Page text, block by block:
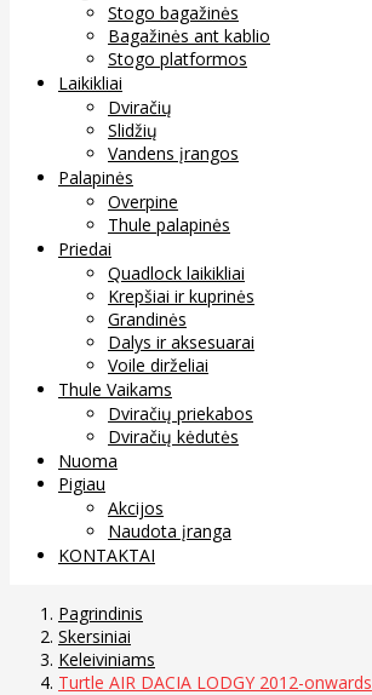
Stogo bagažinės
Bagažinės ant kablio
Stogo platformos
Laikikliai
Dviračių
Slidžių
Vandens įrangos
Palapinės
Overpine
Thule palapinės
Priedai
Quadlock laikikliai
Krepšiai ir kuprinės
Grandinės
Dalys ir aksesuarai
Voile dirželiai
Thule Vaikams
Dviračių priekabos
Dviračių kėdutės
Nuoma
Pigiau
Akcijos
Naudota įranga
KONTAKTAI
Pagrindinis
Skersiniai
Keleiviniams
Turtle AIR DACIA LODGY 2012-onwards